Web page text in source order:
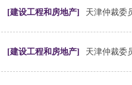
[建设工程和房地产]
[建设工程和房地产]